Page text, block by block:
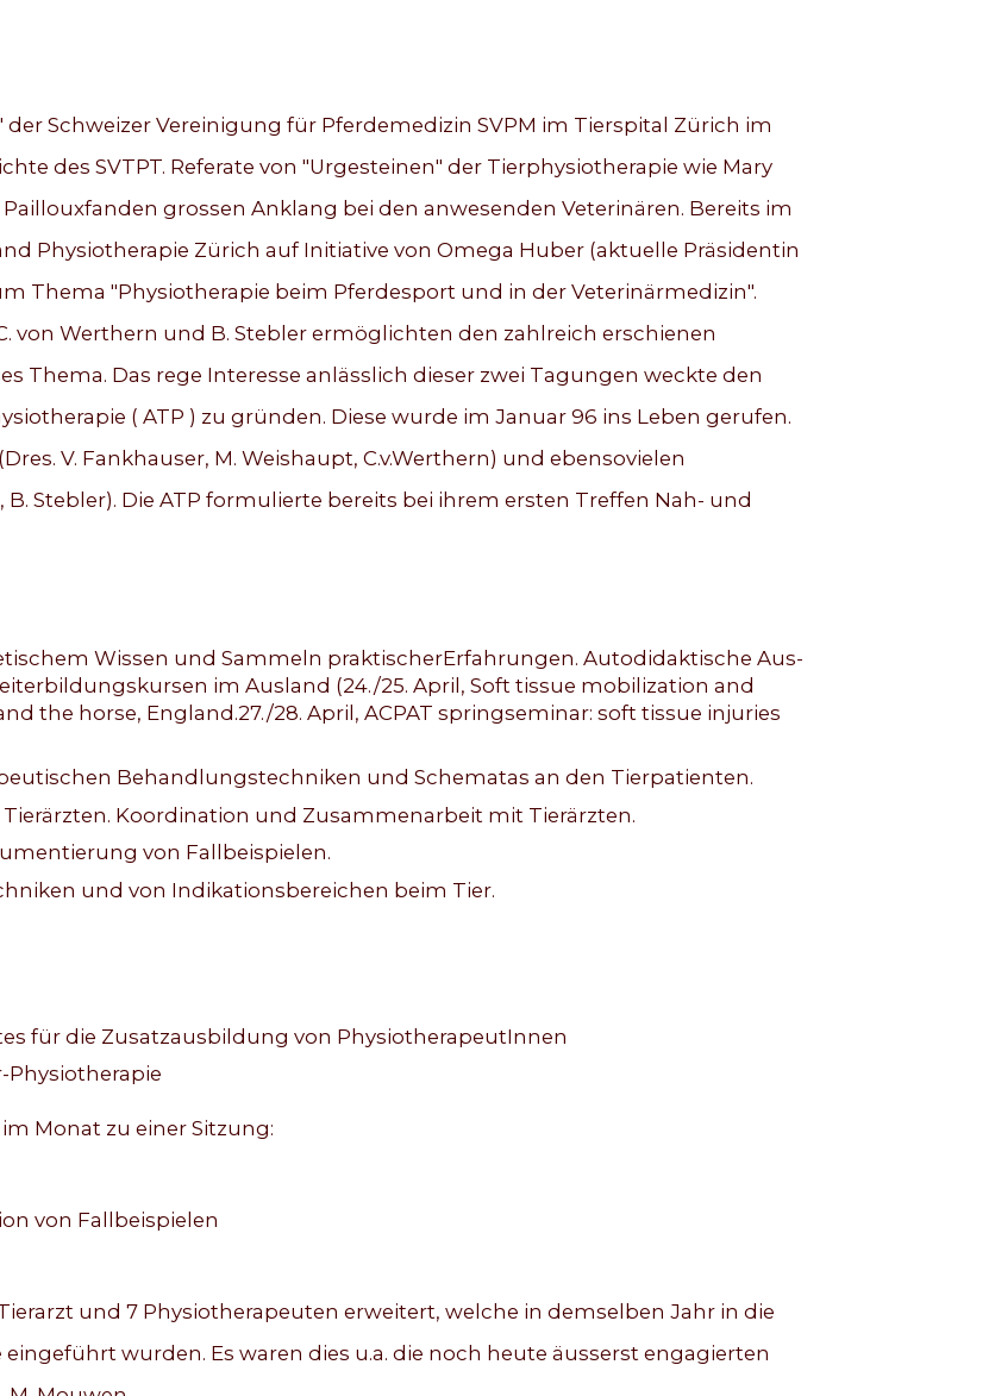
Schweizer Vereinigung für Pferdemedizin SVPM im Tierspital Zürich im
des SVTPT. Referate von "Urgesteinen" der Tierphysiotherapie wie Mary
grossen Anklang bei den anwesenden Veterinären. Bereits im
Physiotherapie Zürich auf Initiative von Omega Huber (aktuelle Präsidentin
Thema "Physiotherapie beim Pferdesport und in der Veterinärmedizin".
von Werthern und B. Stebler ermöglichten den zahlreich erschienen
Thema. Das rege Interesse anlässlich dieser zwei Tagungen weckte den
( ATP ) zu gründen. Diese wurde im Januar 96 ins Leben gerufen.
V. Fankhauser, M. Weishaupt, C.v.Werthern) und ebensovielen
Stebler). Die ATP formulierte bereits bei ihrem ersten Treffen Nah- und
Wissen und Sammeln praktischerErfahrungen. Autodidaktische Aus-
im Ausland (24./25. April, Soft tissue mobilization and
the horse, England.27./28. April, ACPAT springseminar: soft tissue injuries
Behandlungstechniken und Schematas an den Tierpatienten.
Koordination und Zusammenarbeit mit Tierärzten.
von Fallbeispielen.
und von Indikationsbereichen beim Tier.
für die Zusatzausbildung von PhysiotherapeutInnen
Physiotherapie
Monat zu einer Sitzung:
von Fallbeispielen
und 7 Physiotherapeuten erweitert, welche in demselben Jahr in die
wurden. Es waren dies u.a. die noch heute äusserst engagierten